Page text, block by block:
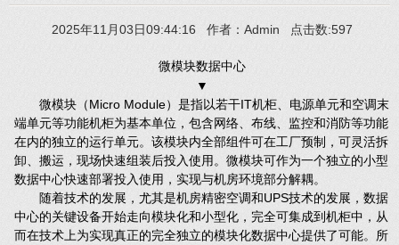
2025年11月03日09:44:16 作者：Admin 点击数:597
微模块数据中心
▼
微模块（Micro Module）是指以若干IT机柜、电源单元和空调末
端单元等功能机柜为基本单位，包含网络、布线、监控和消防等功能
在内的独立的运行单元。该模块内全部组件可在工厂预制，可灵活拆
卸、搬运，现场快速组装后投入使用。微模块可作为一个独立的小型
数据中心快速部署投入使用，实现与机房环境部分解耦。
随着技术的发展，尤其是机房精密空调和UPS技术的发展，数据
中心的关键设备开始走向模块化和小型化，完全可集成到机柜中，从
而在技术上为实现真正的完全独立的模块化数据中心提供了可能。所